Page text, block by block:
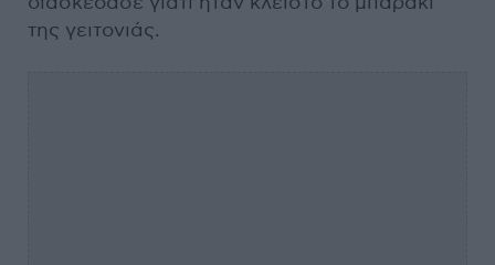
της γειτονιάς.